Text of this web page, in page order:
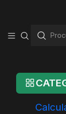
Fosfato - herói
Os fosfatos